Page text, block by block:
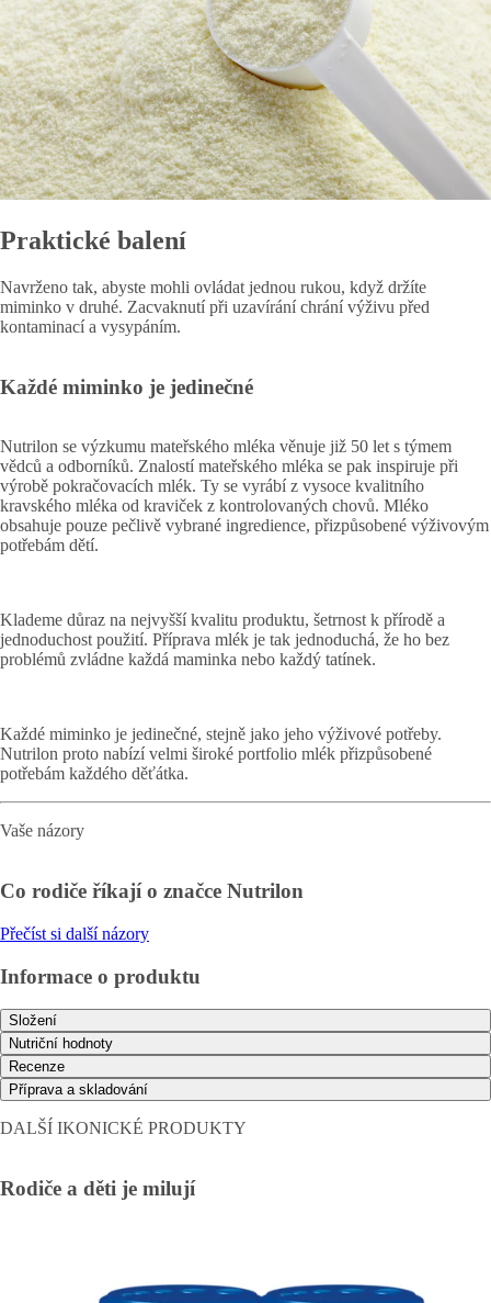
Praktické balení
Navrženo tak, abyste mohli ovládat jednou rukou, když držíte
miminko v druhé. Zacvaknutí při uzavírání chrání výživu před
kontaminací a vysypáním.
Každé miminko je jedinečné
Nutrilon se výzkumu mateřského mléka věnuje již 50 let s týmem
vědců a odborníků. Znalostí mateřského mléka se pak inspiruje při
výrobě pokračovacích mlék. Ty se vyrábí z vysoce kvalitního
kravského mléka od kraviček z kontrolovaných chovů. Mléko
obsahuje pouze pečlivě vybrané ingredience, přizpůsobené výživovým
potřebám dětí.
Klademe důraz na nejvyšší kvalitu produktu, šetrnost k přírodě a
jednoduchost použití. Příprava mlék je tak jednoduchá, že ho bez
problémů zvládne každá maminka nebo každý tatínek.
Každé miminko je jedinečné, stejně jako jeho výživové potřeby.
Nutrilon proto nabízí velmi široké portfolio mlék přizpůsobené
potřebám každého děťátka.
Vaše názory
Co rodiče říkají o značce Nutrilon
Přečíst si další názory
Informace o produktu
Složení
Nutriční hodnoty
Recenze
Příprava a skladování
DALŠÍ IKONICKÉ PRODUKTY
Rodiče a děti je milují